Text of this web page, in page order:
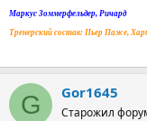
Маркус Зоммерфельдер, Ричард
Тренерский состав: Пьер Паже,
G Gor1645
Старожил